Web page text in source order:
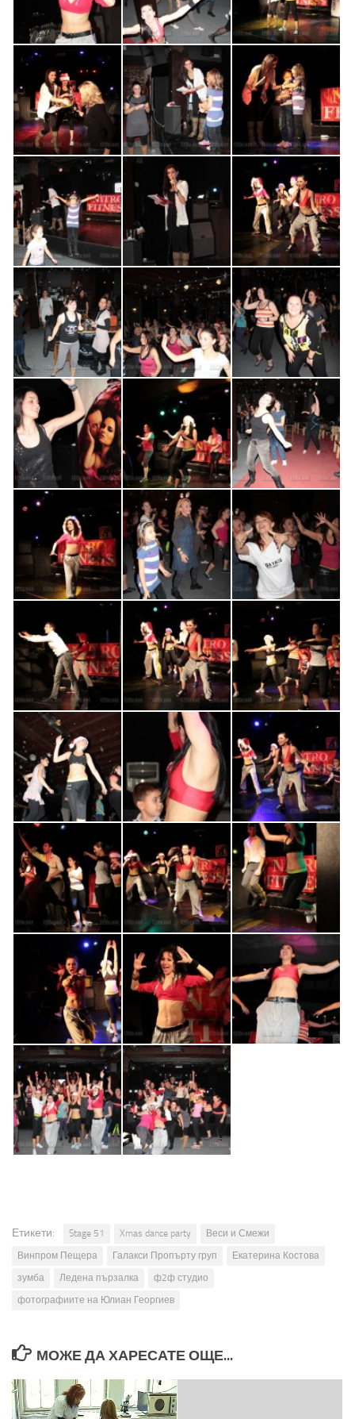
Етикети: Stage 51 Xmas dance party
Веси и Смежи
Винпром Пещера
Галакси Пропърту груп
Екатерина Костова
зумба
Ледена пързалка
ф2ф студио
фотографиите на Юлиан Георгиев
МОЖЕ ДА ХАРЕСАТЕ ОЩЕ...